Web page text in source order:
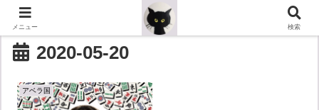
2020-05-20
アベラ国
メニュー 検索